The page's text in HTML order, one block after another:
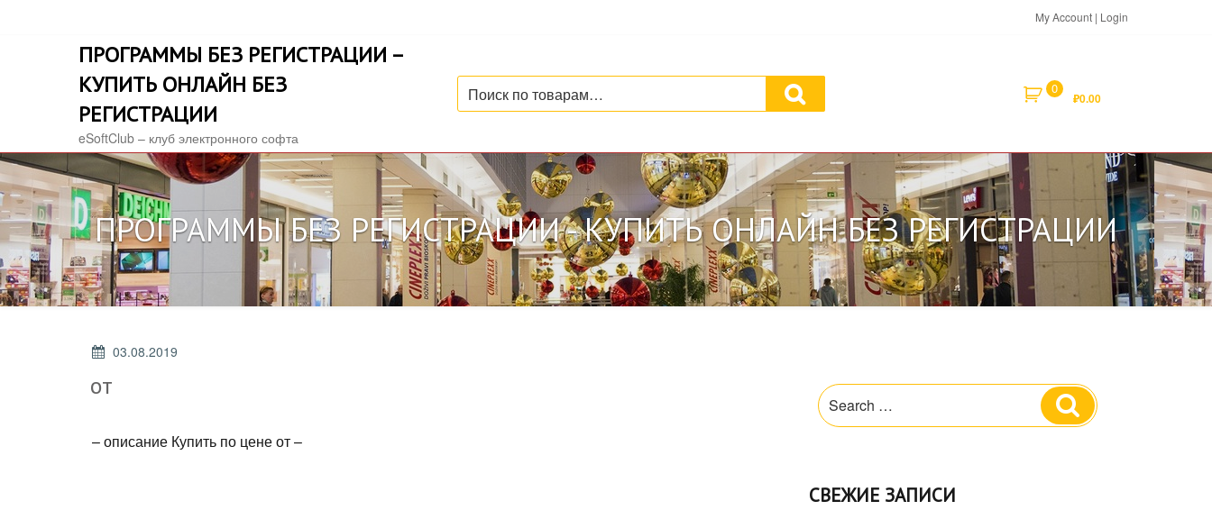
My Account | Login
ПРОГРАММЫ БЕЗ РЕГИСТРАЦИИ –
КУПИТЬ ОНЛАЙН БЕЗ
РЕГИСТРАЦИИ
eSoftClub – клуб электронного софта
Искать: 0
₽0.00
ПРОГРАММЫ БЕЗ РЕГИСТРАЦИИ - КУПИТЬ ОНЛАЙН БЕЗ РЕГИСТРАЦИИ
POSTED
03.08.2019
от
– описание Купить по цене от –
Search
for:
Search
СВЕЖИЕ ЗАПИСИ